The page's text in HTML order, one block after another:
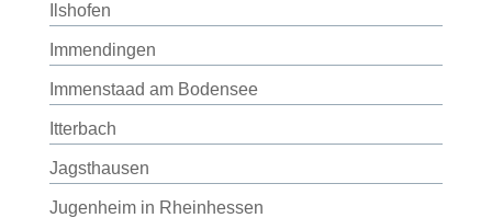
Ilshofen
Immendingen
Immenstaad am Bodensee
Itterbach
Jagsthausen
Jugenheim in Rheinhessen